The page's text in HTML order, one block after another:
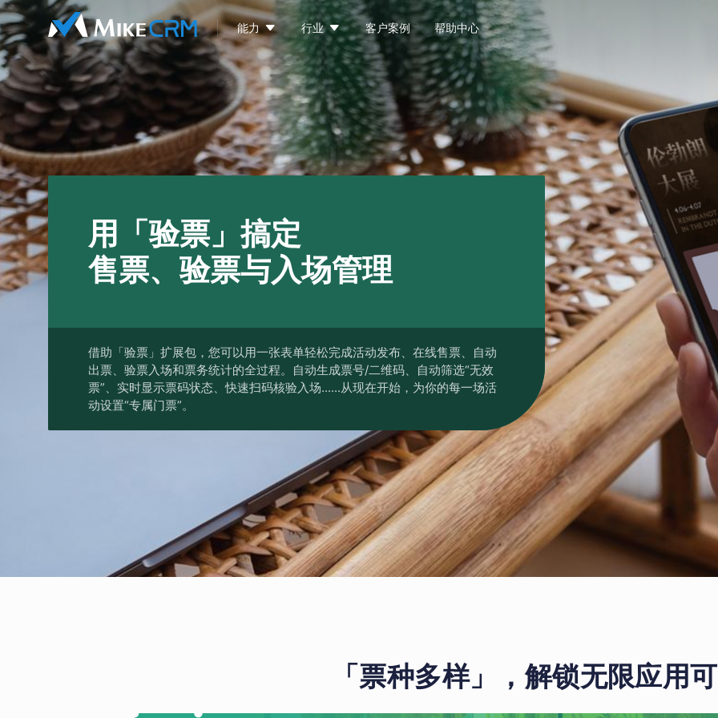
能力  行业  客户案例 帮助中心
用「验票」搞定
售票、验票与入场管理
借助「验票」扩展包，您可以用一张表单轻松完成活动发布、在线售票、自动
出票、验票入场和票务统计的全过程。自动生成票号/二维码、自动筛选“无效
票”、实时显示票码状态、快速扫码核验入场......从现在开始，为你的每一场活
动设置“专属门票”。
「票种多样」，解锁无限应用